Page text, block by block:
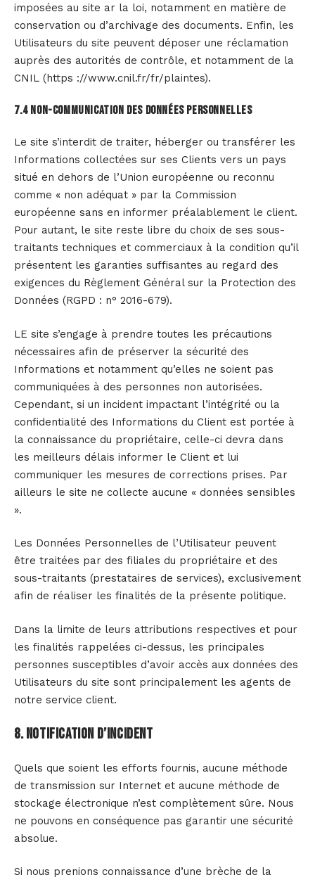
imposées au site ar la loi, notamment en matière de
conservation ou d’archivage des documents. Enfin, les
Utilisateurs du site peuvent déposer une réclamation
auprès des autorités de contrôle, et notamment de la
CNIL (https ://www.cnil.fr/fr/plaintes).
7.4 Non-communication des données personnelles
Le site s’interdit de traiter, héberger ou transférer les
Informations collectées sur ses Clients vers un pays
situé en dehors de l’Union européenne ou reconnu
comme « non adéquat » par la Commission
européenne sans en informer préalablement le client.
Pour autant, le site reste libre du choix de ses sous-
traitants techniques et commerciaux à la condition qu’il
présentent les garanties suffisantes au regard des
exigences du Règlement Général sur la Protection des
Données (RGPD : n° 2016-679).
LE site s’engage à prendre toutes les précautions
nécessaires afin de préserver la sécurité des
Informations et notamment qu’elles ne soient pas
communiquées à des personnes non autorisées.
Cependant, si un incident impactant l’intégrité ou la
confidentialité des Informations du Client est portée à
la connaissance du propriétaire, celle-ci devra dans
les meilleurs délais informer le Client et lui
communiquer les mesures de corrections prises. Par
ailleurs le site ne collecte aucune « données sensibles
».
Les Données Personnelles de l’Utilisateur peuvent
être traitées par des filiales du propriétaire et des
sous-traitants (prestataires de services), exclusivement
afin de réaliser les finalités de la présente politique.
Dans la limite de leurs attributions respectives et pour
les finalités rappelées ci-dessus, les principales
personnes susceptibles d’avoir accès aux données des
Utilisateurs du site sont principalement les agents de
notre service client.
8. Notification d’incident
Quels que soient les efforts fournis, aucune méthode
de transmission sur Internet et aucune méthode de
stockage électronique n’est complètement sûre. Nous
ne pouvons en conséquence pas garantir une sécurité
absolue.
Si nous prenions connaissance d’une brèche de la